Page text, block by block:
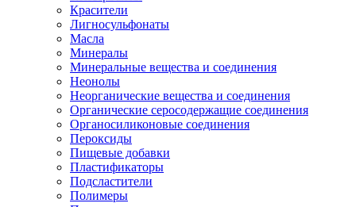
Красители
Лигносульфонаты
Масла
Минералы
Минеральные вещества и соединения
Неонолы
Неорганические вещества и соединения
Органические серосодержащие соединения
Органосиликоновые соединения
Пероксиды
Пищевые добавки
Пластификаторы
Подсластители
Полимеры